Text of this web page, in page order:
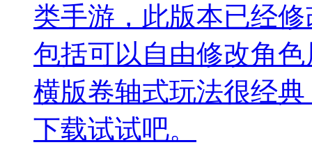
类手游，此版本已经
包括可以自由修改角
横版卷轴式玩法很经
下载试试吧。